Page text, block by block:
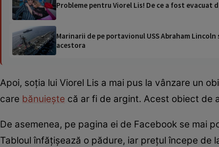
Probleme pentru Viorel Lis! De ce a fost
Marinarii de pe portavionul USS Abraham
acestora
Apoi, soția lui Viorel Lis a mai pus la vânzare un
care bănuiește că ar fi de argint. Acest obiect de
De asemenea, pe pagina ei de Facebook se mai
Tabloul înfățișează o pădure, iar prețul începe de